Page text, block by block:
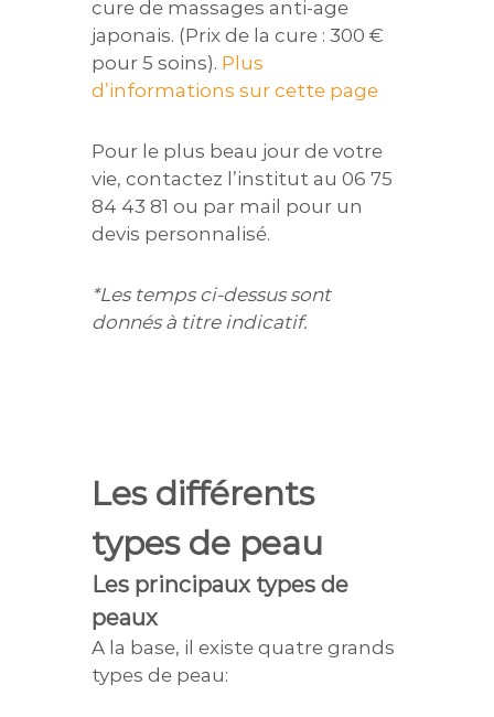
cure de massages anti-age
japonais. (Prix de la cure : 300 €
pour 5 soins). Plus
d’informations sur cette page
Pour le plus beau jour de votre
vie, contactez l’institut au 06 75
84 43 81 ou par mail pour un
devis personnalisé.
*Les temps ci-dessus sont
donnés à titre indicatif.
Les différents
types de peau
Les principaux types de
peaux
A la base, il existe quatre grands
types de peau: